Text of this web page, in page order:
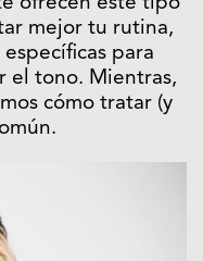
mejor tu rutina,
para
el tono. Mientras,
cómo tratar (y